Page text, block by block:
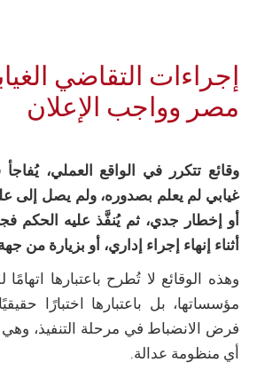
إجراءات التقاضي
مصر وواجب الإعلان
وقائع تتكرر في الواقع العملي،
غيابي لم يعلم بصدوره، ولم يصل إلى
أو إخطار جدي، ثم يُنفَّذ عليه الحكم
أثناء إنهاء إجراء إداري، أو بزيارة من
وهذه الوقائع لا تُطرح باعتبارها
مؤسساتها، بل باعتبارها اختبارًا
فرض الانضباط في مرحلة التنفيذ،
أي منظومة عدالة.